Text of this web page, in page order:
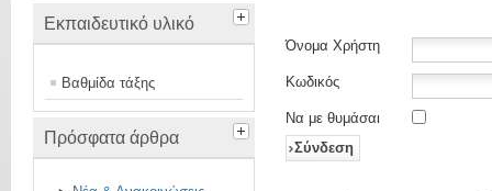
Εκπαιδευτικό υλικό
Βαθμίδα τάξης
Πρόσφατα άρθρα
Όνομα Χρήστη
Κωδικός
Να με θυμάσαι
Σύνδεση